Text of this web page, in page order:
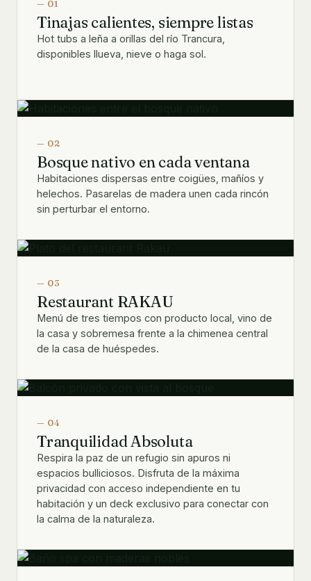
— 01
Tinajas calientes, siempre listas
Hot tubs a leña a orillas del río Trancura,
disponibles llueva, nieve o haga sol.
— 02
Bosque nativo en cada ventana
Habitaciones dispersas entre coigües, mañíos y
helechos. Pasarelas de madera unen cada rincón
sin perturbar el entorno.
— 03
Restaurant RAKAU
Menú de tres tiempos con producto local, vino de
la casa y sobremesa frente a la chimenea central
de la casa de huéspedes.
— 04
Tranquilidad Absoluta
Respira la paz de un refugio sin apuros ni
espacios bulliciosos. Disfruta de la máxima
privacidad con acceso independiente en tu
habitación y un deck exclusivo para conectar con
la calma de la naturaleza.